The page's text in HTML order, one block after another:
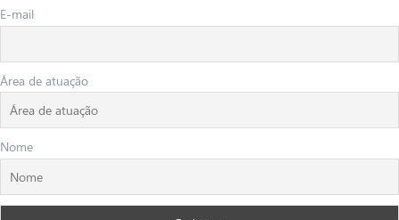
E-mail
Área de atuação
Nome